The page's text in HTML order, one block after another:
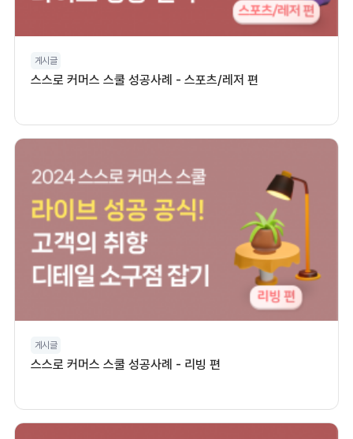
게시글
스스로 커머스 스쿨 성공사례 - 스포츠/레저 편
게시글
스스로 커머스 스쿨 성공사례 - 리빙 편